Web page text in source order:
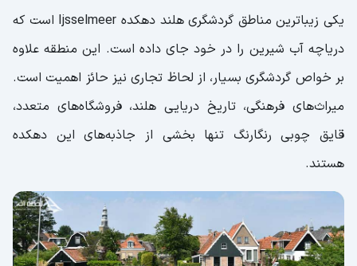
یکی زیباترین مناطق گردشگری هلند دهکده Ijsselmeer است که
دریاچه آب شیرین را در خود جای داده است. این منطقه علاوه
بر خواص گردشگری بسیار، از لحاظ تجاری نیز حائز اهمیت است.
میراث‌های فرهنگی، تاریخ دریایی هلند، فروشگاه‌های متعدد،
قایق چوبی رنگارنگ تنها بخشی از جاذبه‌های این دهکده
هستند.